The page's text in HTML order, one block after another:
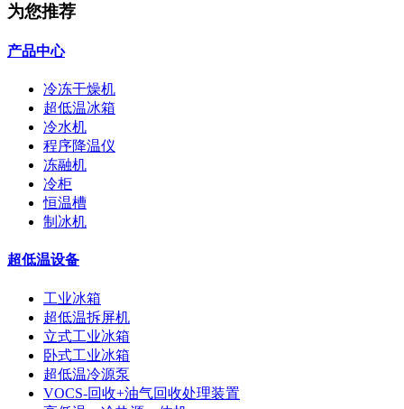
为您推荐
产品中心
冷冻干燥机
超低温冰箱
冷水机
程序降温仪
冻融机
冷柜
恒温槽
制冰机
超低温设备
工业冰箱
超低温拆屏机
立式工业冰箱
卧式工业冰箱
超低温冷源泵
VOCS-回收+油气回收处理装置